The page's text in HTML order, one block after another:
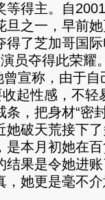
等得主。自
旦之一，早前
得了芝加哥国
员夺得此荣耀
称，由于自
收起性感，不
，把身材“密
她破天荒接下
是本月初她在
结果是令她进
，她更是毫不